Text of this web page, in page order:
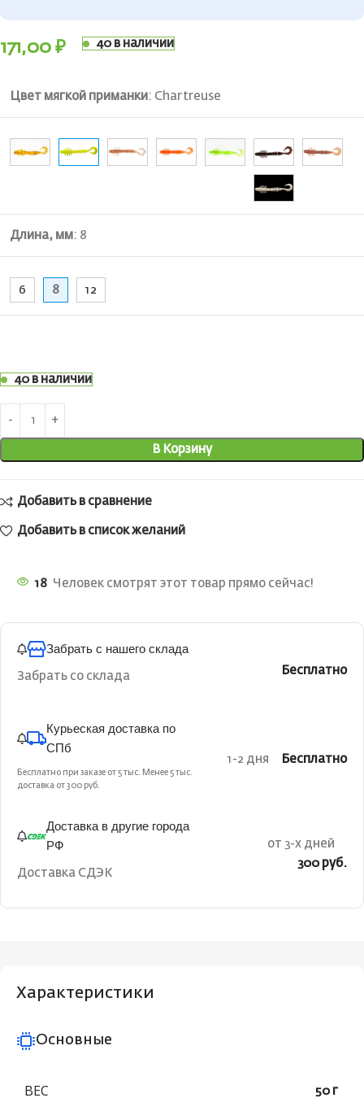
171,00 ₽ 40 в наличии
Цвет мягкой приманки: Chartreuse
Длина, мм: 8
6 8 12
40 в наличии
В Корзину
Добавить в сравнение
Добавить в список желаний
18 Человек смотрят этот товар прямо сейчас!
Забрать с нашего склада
Забрать со склада Бесплатно
Курьеская доставка по
СПб
Бесплатно при заказе от 5 тыс. Менее 5 тыс.
доставка от 300 руб.
1-2 дня Бесплатно
Доставка в другие города
РФ
Доставка СДЭК
от 3-х дней
300 руб.
Характеристики
Основные
ВЕС 50 г